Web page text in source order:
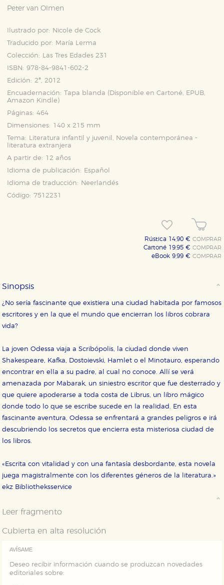
Peter van Olmen
Ilustrado por:
Nicole de Cock
Traducido por:
María Lerma
Colección:
Las Tres Edades 231
ISBN: 978-84-9841-602-2
Edición: 2ª, 2012
Encuadernación: Tapa blanda (Disponible enCartoné, EPUB,
Amazon Kindle )
Páginas: 464
Dimensiones: 140 x 215 mm
Tema:
Literatura infantil y juvenil, Novela contemporánea -
literatura extranjera
A partir de: 12 años
Idioma de publicación:
Español
Idioma de traducción:
Neerlandés
Código: 7512231
Rústica 14,90 €COMPRAR
Cartoné 19,95 €COMPRAR
eBook 9,99 €COMPRAR
Sinopsis
¿No sería fascinante que existiera una ciudad habitada por famosos
escritores y en la que el mundo que encierran los libros cobrara
vida?
La joven Odessa viaja a Scribópolis, la ciudad donde viven
Shakespeare, Kafka, Dostoievski, Hamlet o el Minotauro, ­esperando
encontrar en ella a su padre, al cual no conoce. Allí se verá
amenazada por Mabarak, un siniestro escritor que fue desterrado y
que quiere apoderarse a toda costa de Librus, un libro mágico
donde todo lo que se escribe sucede en la realidad. En esta
fascinante aventura, Odessa se enfrentará a grandes peligros e irá
descubriendo los secretos que encierra esta misteriosa ciudad de
los libros.
«Escrita con vitalidad y con una fantasía desbordante, esta novela
juega magistralmente con los diferentes géneros de la literatura.»
ekz Bibliotheksservice
Leer fragmento
Cubierta en alta resolución
AVÍSAME
Deseo recibir información cuando se produzcan novedades
editoriales sobre:
CONFIGURACIÓN DE COOKIES
Cookies necesarias
nuestro sistema. Es posible hacerlo desde el
navegador, pero en ese caso es posible que algunas
áreas de nuestra web dejen de funcionar
correctamente.
Cookies de rendimiento y analíticas
Estas cookies se utilizan para mejorar su experiencia
de navegación y optimizar el funcionamiento de
nuestro sitio web. Almacenan configuraciones de
servicios para que no tenga que reconfigurarlos cada
vez que nos visita. La información es agregada y, por lo
tanto, es anónima.
Cookies de publicidad y redes sociales
publicitarios y se utilizan para mostrar publicidad
almacenan directamente información personal sino
que se basan en la identificación única de su
Puede consultar nuestra política de cookies